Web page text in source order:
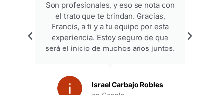
Son profesionales, y eso se nota con
el trato que te brindan. Gracias,
Francis, a ti y a tu equipo por esta
experiencia. Estoy seguro de que
será el inicio de muchos años juntos.
Israel Carbajo Robles